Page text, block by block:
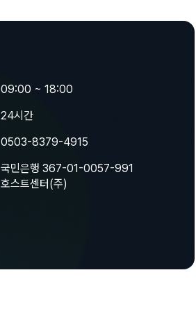
09:00 ~ 18:00
24시간
0503-8379-4915
국민은행 367-01-0057-991
호스트센터(주)